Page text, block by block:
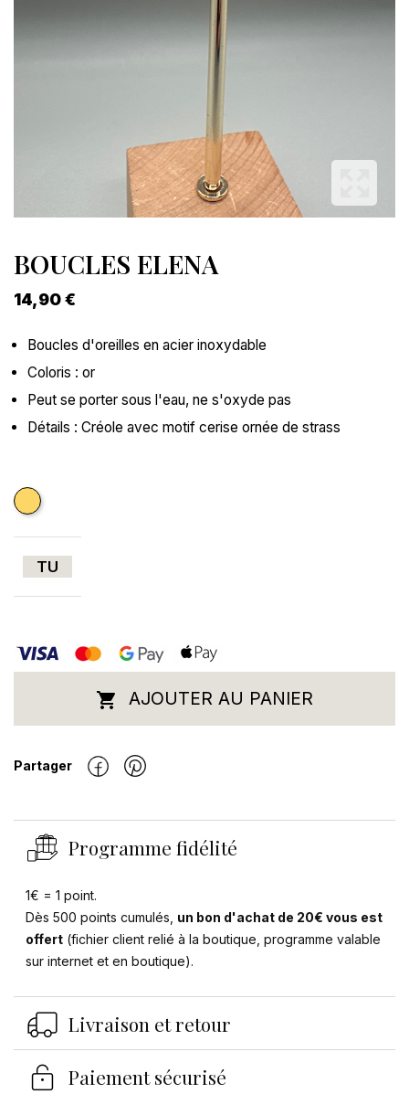
BOUCLES ELENA
14,90 €
Boucles d'oreilles en acier inoxydable
Coloris : or
Peut se porter sous l'eau, ne s'oxyde pas
Détails : Créole avec motif cerise ornée de strass
Doré
TU
 AJOUTER AU PANIER
Partager
Programme fidélité
1€ = 1 point.
Dès 500 points cumulés, un bon d'achat de 20€ vous est
offert(fichier client relié à la boutique, programme valable
sur internet et en boutique).
Livraison et retour
Paiement sécurisé